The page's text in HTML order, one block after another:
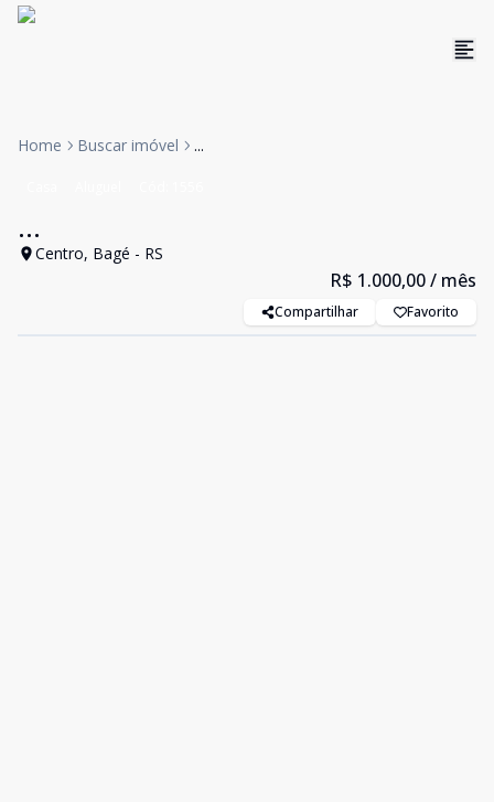
Home Buscar imóvel ...
...
Centro, Bagé - RS
R$ 1.000,00/ mês
Compartilhar Favorito